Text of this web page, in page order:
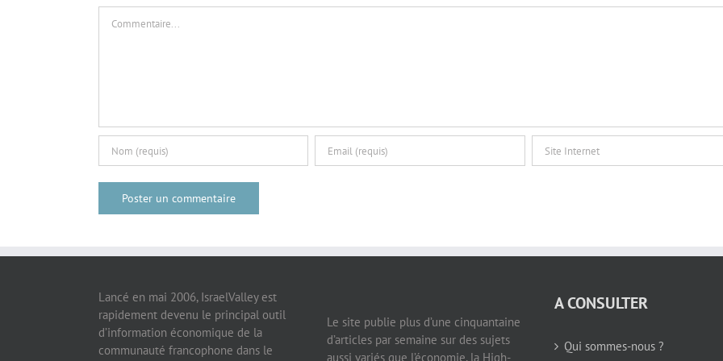
Lancé en mai 2006, IsraelValley est
rapidement devenu le principal outil
d’information économique de la
communauté francophone dans le
Le site publie plus d’une cinquantaine
d’articles par semaine sur des sujets
aussi variés que l’économie, la High-
A CONSULTER
Qui sommes-nous ?